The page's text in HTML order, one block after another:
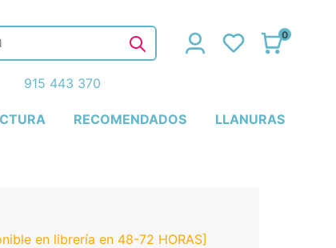
RECOMENDADOS LLANURAS
0
915 443 370
en librería en 48-72 HORAS]